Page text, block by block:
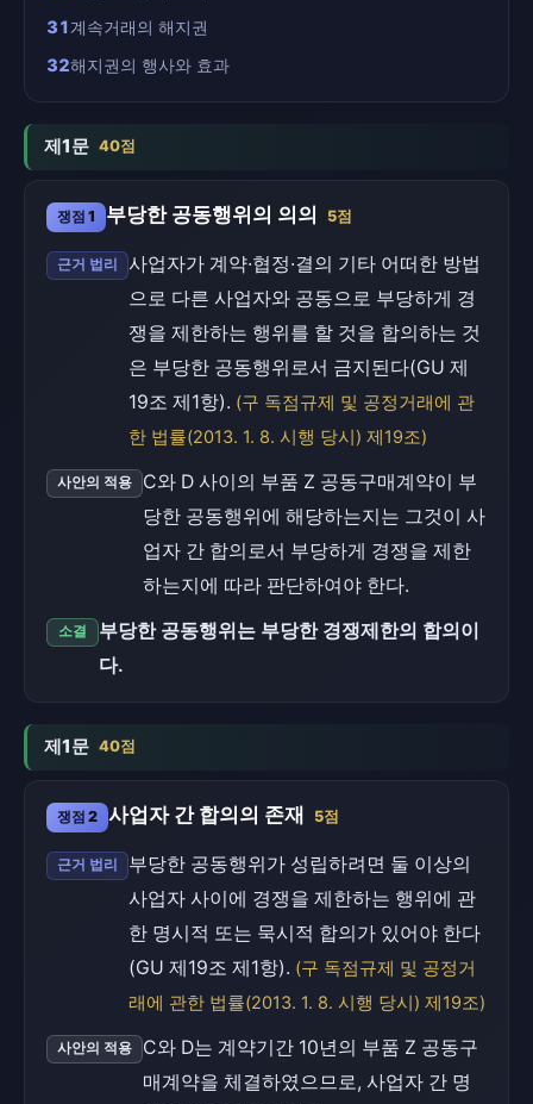
31계속거래의 해지권
32해지권의 행사와 효과
제1문 40점
쟁점 1 부당한 공동행위의 의의 5점
근거 법리
사업자가 계약·협정·결의 기타 어떠한 방법
으로 다른 사업자와 공동으로 부당하게 경
쟁을 제한하는 행위를 할 것을 합의하는 것
은 부당한 공동행위로서 금지된다(GU 제
19조 제1항). (구 독점규제 및 공정거래에 관
한 법률(2013. 1. 8. 시행 당시) 제19조)
사안의 적용
C와 D 사이의 부품 Z 공동구매계약이 부
당한 공동행위에 해당하는지는 그것이 사
업자 간 합의로서 부당하게 경쟁을 제한
하는지에 따라 판단하여야 한다.
소결
부당한 공동행위는 부당한 경쟁제한의 합의이
다.
제1문 40점
쟁점 2 사업자 간 합의의 존재 5점
근거 법리
부당한 공동행위가 성립하려면 둘 이상의
사업자 사이에 경쟁을 제한하는 행위에 관
한 명시적 또는 묵시적 합의가 있어야 한다
(GU 제19조 제1항). (구 독점규제 및 공정거
래에 관한 법률(2013. 1. 8. 시행 당시) 제19조)
사안의 적용
C와 D는 계약기간 10년의 부품 Z 공동구
매계약을 체결하였으므로, 사업자 간 명